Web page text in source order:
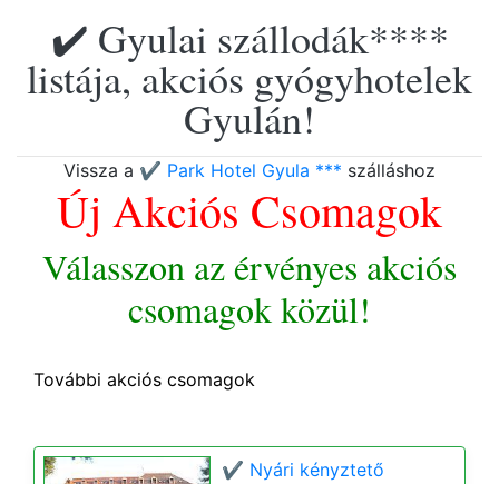
✔️ Gyulai szállodák****
listája, akciós gyógyhotelek
Gyulán!
Vissza a ✔️ Park Hotel Gyula *** szálláshoz
Új Akciós Csomagok
Válasszon az érvényes akciós
csomagok közül!
További akciós csomagok
✔️ Nyári kényztető